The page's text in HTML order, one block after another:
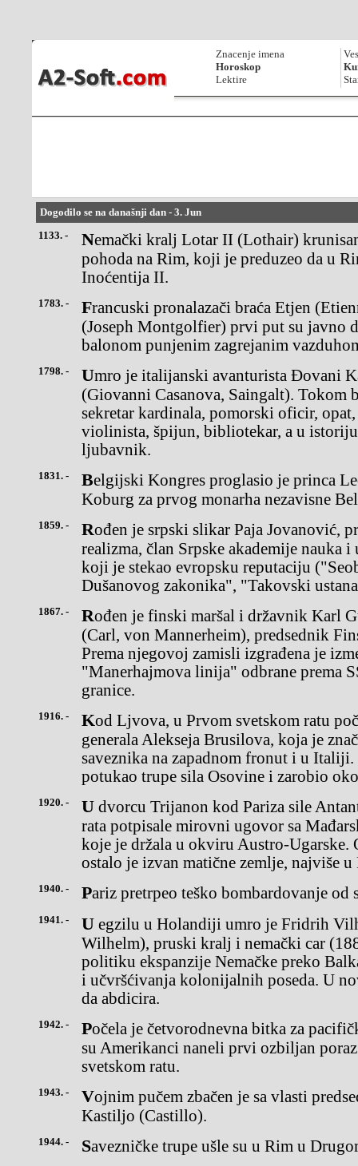
Znacenje imena
Horoskop
Lektire
Dogodilo se na današnji dan - 3. Jun
1133. -
Nemački kralj Lotar II (Lothair) krunisan je za rimskog cara tokom
pohoda na Rim, koji je preduzeo da u
Inoćentija II.
1783. - Francuski pronalazači braća Etjen (Etienne) i Žozef Mongolfje
(Joseph Montgolfier) prvi put su javno
balonom punjenim zagrejanim
1798. - Umro je italijanski avanturista Đovani Kazanova de Saingalt
(Giovanni Casanova, Saingalt). Tokom
sekretar kardinala, pomorski oficir,
violinista, špijun, bibliotekar, a u
ljubavnik.
1831. - Belgijski Kongres proglasio je princa Leopolda iz dinastije Saks-
Koburg za prvog monarha nezavisne
1859. - Rođen je srpski slikar Paja Jovanović, predstavnik akademskog
realizma, član Srpske akademije nauka
koji je stekao evropsku reputaciju
Dušanovog zakonika", "Takovski
1867. - Rođen je finski maršal i državnik Karl Gustav Emil fon Manerhajm
(Carl, von Mannerheim), predsednik
Prema njegovoj zamisli izgrađena je
"Manerhajmova linija" odbrane prema
granice.
1916. - Kod Ljvova, u Prvom svetskom ratu počela je ofanziva ruskog
generala Alekseja Brusilova, koja je
saveznika na zapadnom fronut i u
potukao trupe sila Osovine i zarobio
1920. - U dvorcu Trijanon kod Pariza sile Antante su posle Prvog svetskog
rata potpisale mirovni ugovor sa
koje je držala u okviru Austro-Ugarske.
ostalo je izvan matične zemlje, najviše
1940. - Pariz pretrpeo teško bombardovanje od
1941. - U egzilu u Holandiji umro je Fridrih Vilhelm II (Friedrich
Wilhelm), pruski kralj i nemački car
politiku ekspanzije Nemačke preko
i učvršćivanja kolonijalnih poseda. U
da abdicira.
1942. - Počela je četvorodnevna bitka za pacifička ostrva Midvej, u kojoj
su Amerikanci naneli prvi ozbiljan
svetskom ratu.
1943. - Vojnim pučem zbačen je sa vlasti predsednik Argentine Ramon
Kastiljo (Castillo).
1944. - Savezničke trupe ušle su u Rim u